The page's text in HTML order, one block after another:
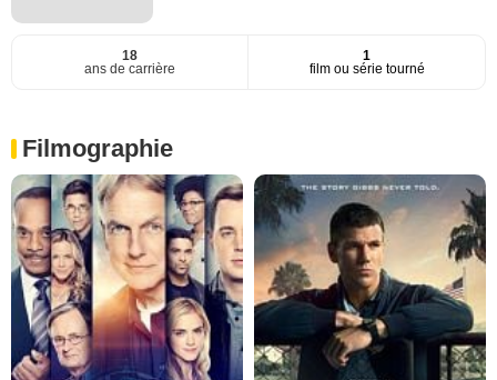
18
ans de carrière
1
film ou série tourné
Filmographie